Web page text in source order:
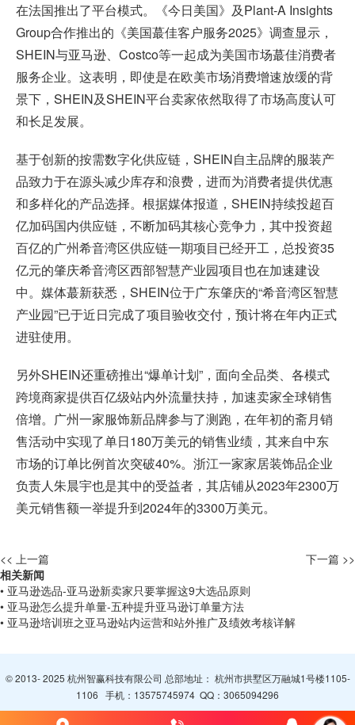
在法国推出了平台模式。《今日美国》及Plant-A Insights
Group合作推出的《美国蕞佳客户服务2025》调查显示，
SHEIN与亚马逊、Costco等一起成为美国市场蕞佳消费者
服务企业。这表明，即使是在欧美市场消费增速放缓的背
景下，SHEIN及SHEIN平台卖家依然取得了市场高度认可
和长足发展。
基于创新的按需数字化供应链，SHEIN自主品牌的服装产
品致力于在源头减少库存和浪费，进而为消费者提供优惠
和多样化的产品选择。根据媒体报道，SHEIN持续投超百
亿加码国内供应链，不断加码其核心竞争力，其中投资超
百亿的广州希音湾区供应链一期项目已经开工，总投资35
亿元的肇庆希音湾区西部智慧产业园项目也在加速建设
中。媒体蕞新获悉，SHEIN位于广东肇庆的“希音湾区智慧
产业园”已于近日完成了项目验收交付，预计将在年内正式
进驻使用。
另外SHEIN还重磅推出“爆单计划”，面向全品类、各模式
跨境商家提供百亿级站内外流量扶持，加速卖家全球销售
倍增。广州一家服饰新品牌参与了测跑，在年初的斋月销
售活动中实现了单日180万美元的销售业绩，其来自中东
市场的订单比例首次突破40%。浙江一家家居装饰品企业
负责人朱晨宇也是其中的受益者，其店铺从2023年2300万
美元销售额一举提升到2024年的3300万美元。
<< 上一篇
下一篇 >>
相关新闻
• 亚马逊选品-亚马逊新卖家只要掌握这9大选品原则
• 亚马逊怎么提升单量-五种提升亚马逊订单量方法
• 亚马逊培训班之亚马逊站内运营和站外推广及绩效考核详解
© 2013- 2025 杭州智赢科技有限公司 总部地址： 杭州市拱墅区万融城1号楼1105-
1106 手机： 13575745974 QQ： 3065094296